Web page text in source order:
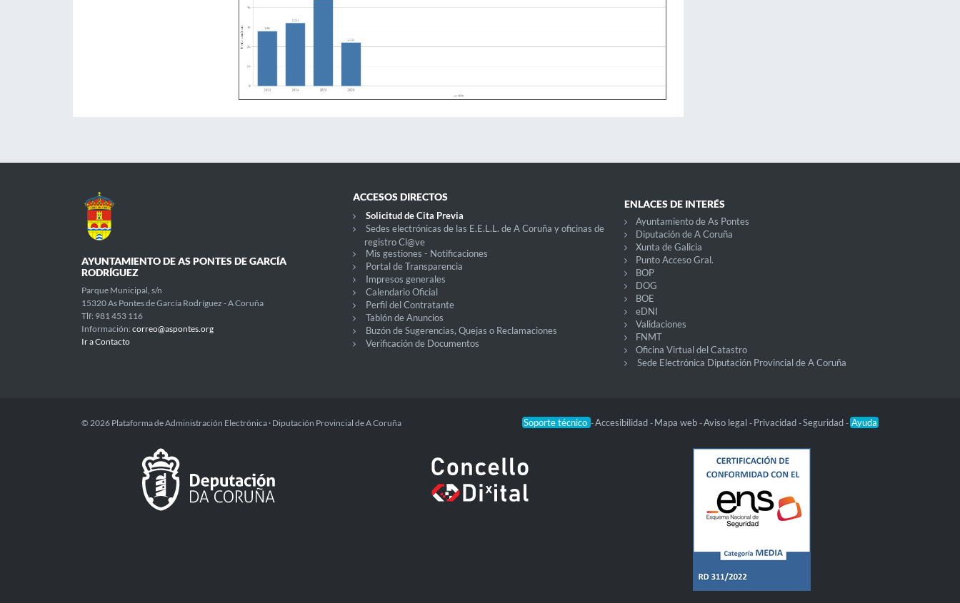
AYUNTAMIENTO DE AS PONTES DE GARCÍA
RODRÍGUEZ
Parque Municipal, s/n
15320 As Pontes de García Rodríguez - A Coruña
Tlf: 981 453 116
Información: correo@aspontes.org
Ir a Contacto
ACCESOS DIRECTOS
Solicitud de Cita Previa
Sedes electrónicas de las E.E.L.L. de A Coruña y oficinas de
registro Cl@ve
Mis gestiones - Notificaciones
Portal de Transparencia
Impresos generales
Calendario Oficial
Perfil del Contratante
Tablón de Anuncios
Buzón de Sugerencias, Quejas o Reclamaciones
Verificación de Documentos
ENLACES DE INTERÉS
Ayuntamiento de As Pontes
Diputación de A Coruña
Xunta de Galicia
Punto Acceso Gral.
BOP
DOG
BOE
eDNI
Validaciones
FNMT
Oficina Virtual del Catastro
Sede Electrónica Diputación Provincial de A Coruña
Soporte técnico -Accesibilidad - Mapa web -Aviso legal - Privacidad -Seguridad - Ayuda
© 2026 Plataforma de Administración Electrónica · Diputación Provincial de A Coruña